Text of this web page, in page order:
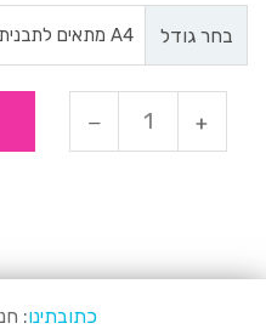
בחר גודל
כתובתינו: